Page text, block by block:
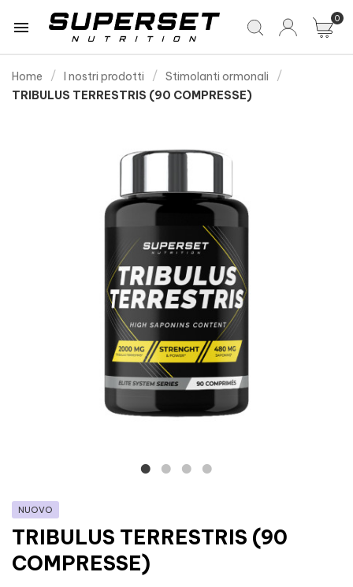
 0
Home I nostri prodotti
Stimolanti ormonali
TRIBULUS TERRESTRIS (90 COMPRESSE)
NUOVO
TRIBULUS TERRESTRIS (90
COMPRESSE)